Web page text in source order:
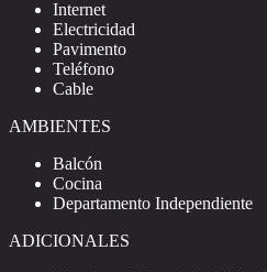
Internet
Electricidad
Pavimento
Teléfono
Cable
AMBIENTES
Balcón
Cocina
Departamento Independiente
ADICIONALES